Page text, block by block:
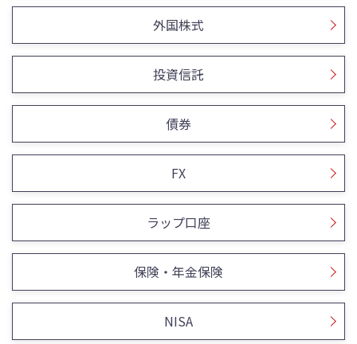
外国株式
投資信託
債券
FX
ラップ口座
保険・年金保険
NISA